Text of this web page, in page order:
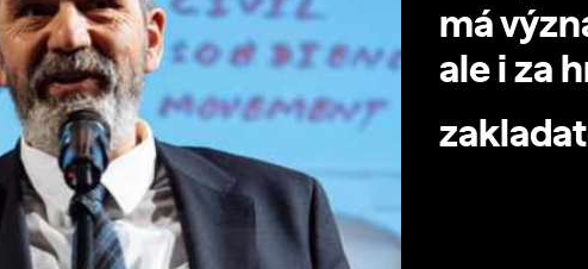
má
ale i za